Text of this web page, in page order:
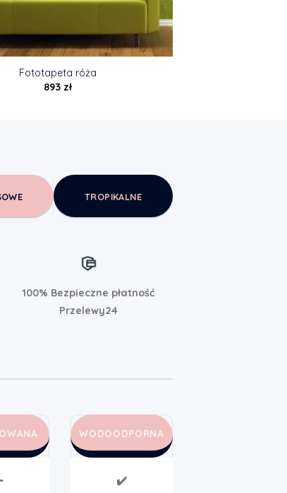
Fototapeta róża
893 zł
TROPIKALNE
100% Bezpieczne płatność
Przelewy24
WODOODPORNA
✔️